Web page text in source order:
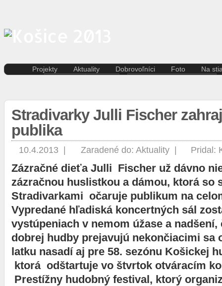
Projekty
Kasárne/Kulturpark
Projekt SPOTs
Pentapolitana
Destinácia Košice
Kunsthalle/Hala umenia
Terra Incognita
Putujúce mesto
Rozvoj ľudských zdrojov
prostredníctvom investícií do
vzdelávania
Sándor Márai
Aktuality
Iné
Regióny
Slovensko
Šport
Víkend
Zahraničie
Dobrovoľníci Foto Na
Stradivarky Julli Fischer
publika
10.4.2013 | Zaradené do: Aktuality Pridal:
Zázračné dieťa Julli Fischer už dávno
zázračnou huslistkou a dámou, ktorá so
Stradivarkami očaruje publikum na
Vypredané hľadiská koncertných sál
vystúpeniach v nemom úžase a nadšení,
dobrej hudby prejavujú nekončiacimi sa
latku nasadí aj pre 58. sezónu Košickej
ktorá odštartuje vo štvrtok otváracím
Prestížny hudobný festival, ktorý